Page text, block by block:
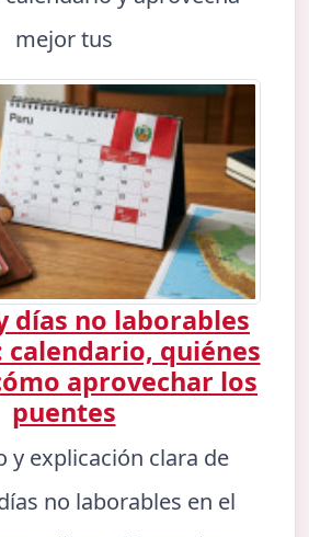
mejor tus
días no laborables
calendario, quiénes
aprovechar los
puentes
y explicación clara de
no laborables en el